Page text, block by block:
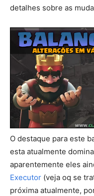
detalhes sobre as
O destaque para este
esta atualmente
aparentemente eles
Executor (veja oq se
próxima atualmente,